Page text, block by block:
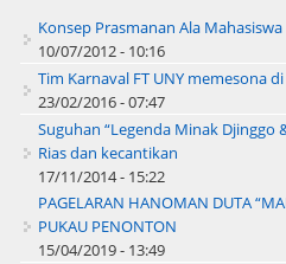
Konsep Prasmanan Ala Mahasiswa
10/07/2012 - 10:16
Tim Karnaval FT UNY memesona
23/02/2016 - 07:47
Suguhan “Legenda Minak Djinggo
Rias dan kecantikan
17/11/2014 - 15:22
PAGELARAN HANOMAN DUTA
PUKAU PENONTON
15/04/2019 - 13:49